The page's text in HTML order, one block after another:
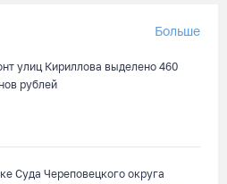
фургон врезался в трактор
Больше
улиц Кириллова выделено 460
рублей
Суда Череповецкого округа